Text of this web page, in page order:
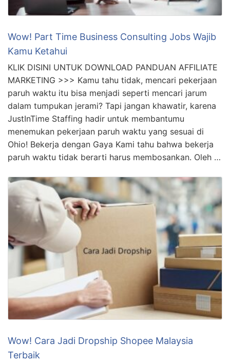
Wow! Part Time Business Consulting Jobs Wajib
Kamu Ketahui
KLIK DISINI UNTUK DOWNLOAD PANDUAN AFFILIATE
MARKETING >>> Kamu tahu tidak, mencari pekerjaan
paruh waktu itu bisa menjadi seperti mencari jarum
dalam tumpukan jerami? Tapi jangan khawatir, karena
JustInTime Staffing hadir untuk membantumu
menemukan pekerjaan paruh waktu yang sesuai di
Ohio! Bekerja dengan Gaya Kami tahu bahwa bekerja
paruh waktu tidak berarti harus membosankan. Oleh …
Wow! Cara Jadi Dropship Shopee Malaysia
Terbaik